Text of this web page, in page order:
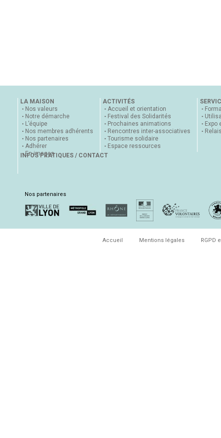
LA MAISON
Nos valeurs
Notre démarche
L’équipe
Nos membres adhérents
Nos partenaires
Adhérer
En images
ACTIVITÉS
Accueil et orientation
Festival des Solidarités
Prochaines animations
Rencontres inter-associatives
Tourisme solidaire
Espace ressources
Expo
INFOS PRATIQUES / CONTACT
Nos partenaires
Accueil Mentions légales RGPD